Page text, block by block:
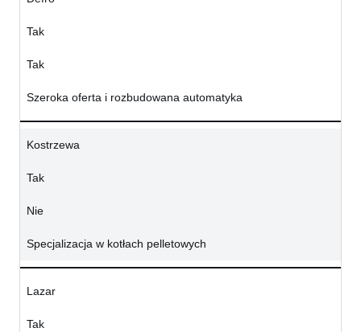
Tak
Tak
Szeroka oferta i rozbudowana automatyka
Kostrzewa
Tak
Nie
Specjalizacja w kotłach pelletowych
Lazar
Tak